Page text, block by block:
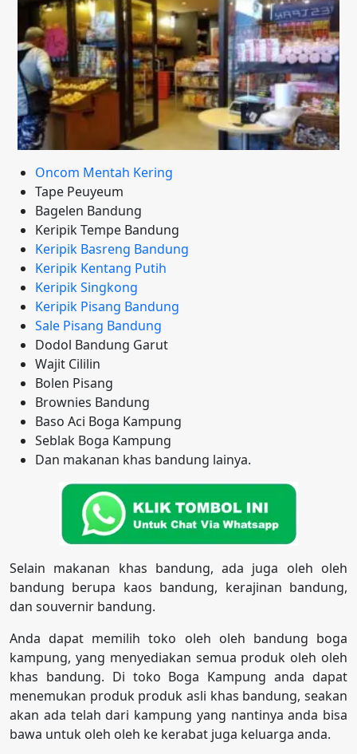
Oncom Mentah Kering
Tape Peuyeum
Bagelen Bandung
Keripik Tempe Bandung
Keripik Basreng Bandung
Keripik Kentang Putih
Keripik Singkong
Keripik Pisang Bandung
Sale Pisang Bandung
Dodol Bandung Garut
Wajit Cililin
Bolen Pisang
Brownies Bandung
Baso Aci Boga Kampung
Seblak Boga Kampung
Dan makanan khas bandung lainya.
Selain makanan khas bandung, ada juga oleh oleh
bandung berupa kaos bandung, kerajinan bandung,
dan souvernir bandung.
Anda dapat memilih toko oleh oleh bandung boga
kampung, yang menyediakan semua produk oleh oleh
khas bandung. Di toko Boga Kampung anda dapat
menemukan produk produk asli khas bandung, seakan
akan ada telah dari kampung yang nantinya anda bisa
bawa untuk oleh oleh ke kerabat juga keluarga anda.